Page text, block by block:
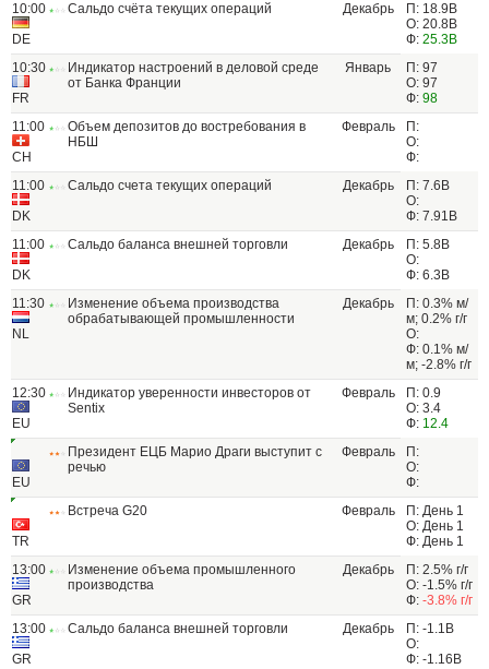
10:00
DE
Сальдо счёта текущих операций Декабрь
П: 18.9B
О: 20.8B
Ф: 25.3B
10:30
FR
Индикатор настроений в деловой среде
от Банка Франции
Январь
П: 97
О: 97
Ф: 98
11:00
CH
Объем депозитов до востребования в
НБШ
Февраль
П:
О:
Ф:
11:00
DK
Сальдо счета текущих операций Декабрь
П: 7.6B
О:
Ф: 7.91B
11:00
DK
Сальдо баланса внешней торговли Декабрь
П: 5.8B
О:
Ф: 6.3B
11:30
NL
Изменение объема производства
обрабатывающей промышленности
Декабрь
П: 0.3% м/
м; 0.2% г/г
О:
Ф: 0.1% м/
м; -2.8% г/г
12:30
EU
Индикатор уверенности инвесторов от
Sentix
Февраль
П: 0.9
О: 3.4
Ф: 12.4
EU
Президент ЕЦБ Марио Драги выступит с
речью
Февраль
П:
О:
Ф:
TR
Встреча G20 Февраль
П: День 1
О: День 1
Ф: День 1
13:00
GR
Изменение объема промышленного
производства
Декабрь
П: 2.5% г/г
О: -1.5% г/г
Ф: -3.8% г/г
13:00
GR
Сальдо баланса внешней торговли Декабрь
П: -1.1B
О:
Ф: -1.16B